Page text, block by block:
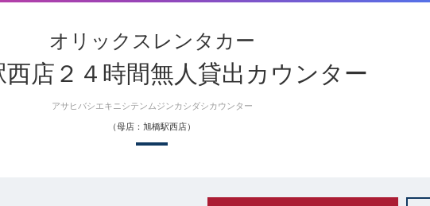
オリックスレンタカー
西店２４時間無人貸出カウンター
アサヒバシエキニシテンムジンカシダシカウンター
（母店：旭橋駅西店）